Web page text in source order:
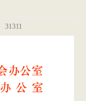
31311